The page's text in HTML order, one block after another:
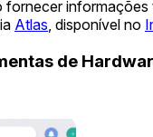
Atlas , disponível no
de